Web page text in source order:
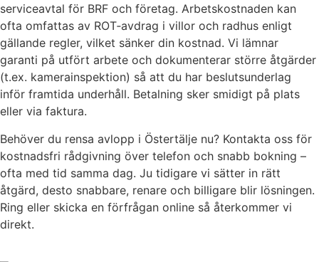
serviceavtal för BRF och företag. Arbetskostnaden kan
ofta omfattas av ROT‑avdrag i villor och radhus enligt
gällande regler, vilket sänker din kostnad. Vi lämnar
garanti på utfört arbete och dokumenterar större åtgärder
(t.ex. kamerainspektion) så att du har beslutsunderlag
inför framtida underhåll. Betalning sker smidigt på plats
eller via faktura.
Behöver du rensa avlopp i Östertälje nu? Kontakta oss för
kostnadsfri rådgivning över telefon och snabb bokning –
ofta med tid samma dag. Ju tidigare vi sätter in rätt
åtgärd, desto snabbare, renare och billigare blir lösningen.
Ring eller skicka en förfrågan online så återkommer vi
direkt.